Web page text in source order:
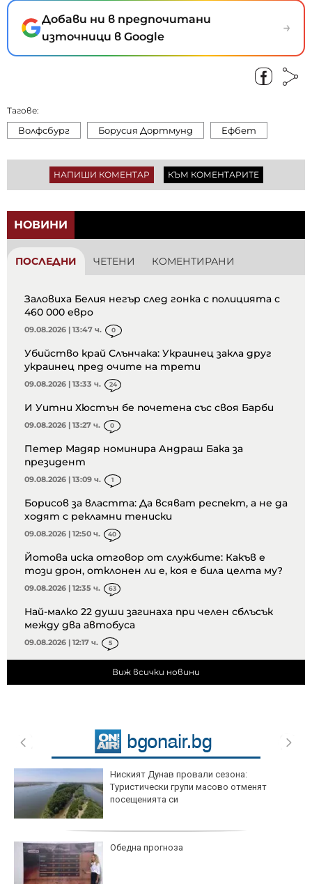
Добави ни в предпочитани
източници в Google
→
Тагове:
Волфсбург Борусия Дортмунд Ефбет
НАПИШИ КОМЕНТАР КЪМ КОМЕНТАРИТЕ
НОВИНИ
ПОСЛЕДНИ ЧЕТЕНИ КОМЕНТИРАНИ
Заловиха Белия негър след гонка с полицията с
460 000 евро
09.08.2026 | 13:47 ч. 0
Убийство край Слънчака: Украинец закла друг
украинец пред очите на трети
09.08.2026 | 13:33 ч. 24
И Уитни Хюстън бе почетена със своя Барби
09.08.2026 | 13:27 ч. 0
Петер Мадяр номинира Андраш Бака за
президент
09.08.2026 | 13:09 ч. 1
Борисов за властта: Да всяват респект, а не да
ходят с рекламни тениски
09.08.2026 | 12:50 ч. 40
Йотова иска отговор от службите: Какъв е
този дрон, отклонен ли е, коя е била целта му?
09.08.2026 | 12:35 ч. 63
Най-малко 22 души загинаха при челен сблъсък
между два автобуса
09.08.2026 | 12:17 ч. 5
Виж всички новини
Ниският Дунав провали сезона:
Туристически групи масово отменят
посещенията си
Обедна прогноза